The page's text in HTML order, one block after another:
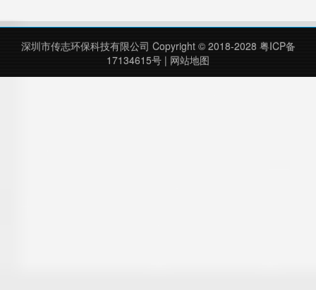
残留，易于清洁；配置镀锌板内桶，
便于垃圾清倒；激光切割开料，尺寸
精准，投口无缝焊接成型，打磨抛光
处理圆滑不割手，传志环保不锈……
留，易于清洁；配置镀锌板内桶，便
于垃圾清倒；激光切割开料，尺寸精
准，投口无缝焊接成型，打磨抛光处
理圆滑不割手，传志环保不锈钢
深圳市传志环保科技有限公司 Copyright © 2018-2028 粤ICP备
17134615号 | 网站地图